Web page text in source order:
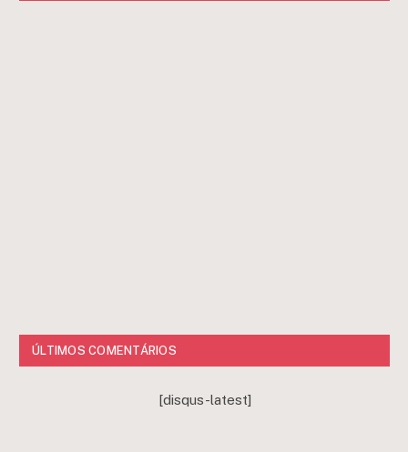
ÚLTIMOS COMENTÁRIOS
[disqus-latest]